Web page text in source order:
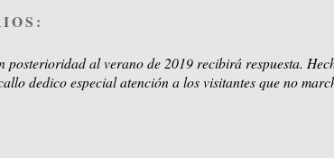
posterioridad al verano de 2019 recibirá respuesta.
dedico especial atención a los visitantes que no